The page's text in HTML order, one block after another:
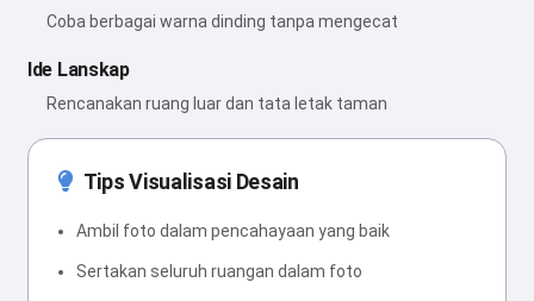
Coba berbagai warna dinding tanpa mengecat
Ide Lanskap
Rencanakan ruang luar dan tata letak taman
Tips Visualisasi Desain
Ambil foto dalam pencahayaan yang baik
Sertakan seluruh ruangan dalam foto